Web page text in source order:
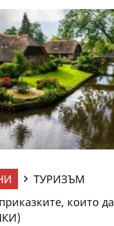
ТУРИЗЪМ
които да